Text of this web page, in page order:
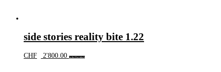
side stories reality bite 1.22
CHF 2'800.00 In den Warenkorb